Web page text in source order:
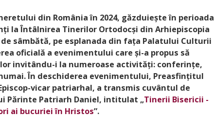
din România în 2024, găzduiește în perioada
la Întâlnirea Tinerilor Ortodocși din Arhiepiscopia
sâmbătă, pe esplanada din fața Palatului Culturii
oficială a evenimentului care și-a propus să
invitându-i la numeroase activități: conferințe,
În deschiderea evenimentului, Preasfințitul
vicar patriarhal, a transmis cuvântul de
Părinte Patriarh Daniel, intitulat ­„Tinerii Bisericii -
ai bucuriei în Hristos”.